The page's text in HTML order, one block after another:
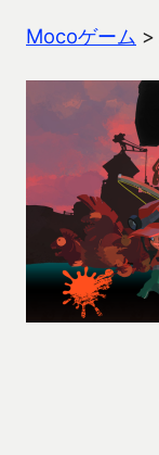
Mocoゲーム >